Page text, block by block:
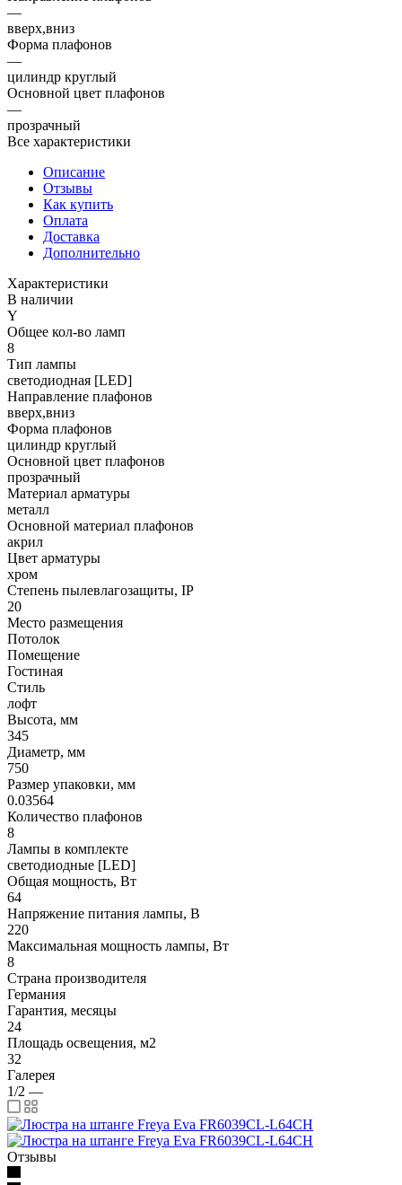
—
вверх,вниз
Форма плафонов
—
цилиндр круглый
Основной цвет плафонов
—
прозрачный
Все характеристики
Описание
Отзывы
Как купить
Оплата
Доставка
Дополнительно
Характеристики
В наличии
Y
Общее кол-во ламп
8
Тип лампы
светодиодная [LED]
Направление плафонов
вверх,вниз
Форма плафонов
цилиндр круглый
Основной цвет плафонов
прозрачный
Материал арматуры
металл
Основной материал плафонов
акрил
Цвет арматуры
хром
Степень пылевлагозащиты, IP
20
Место размещения
Потолок
Помещение
Гостиная
Стиль
лофт
Высота, мм
345
Диаметр, мм
750
Размер упаковки, мм
0.03564
Количество плафонов
8
Лампы в комплекте
светодиодные [LED]
Общая мощность, Вт
64
Напряжение питания лампы, В
220
Максимальная мощность лампы, Вт
8
Страна производителя
Германия
Гарантия, месяцы
24
Площадь освещения, м2
32
Галерея
1/2 —
Отзывы